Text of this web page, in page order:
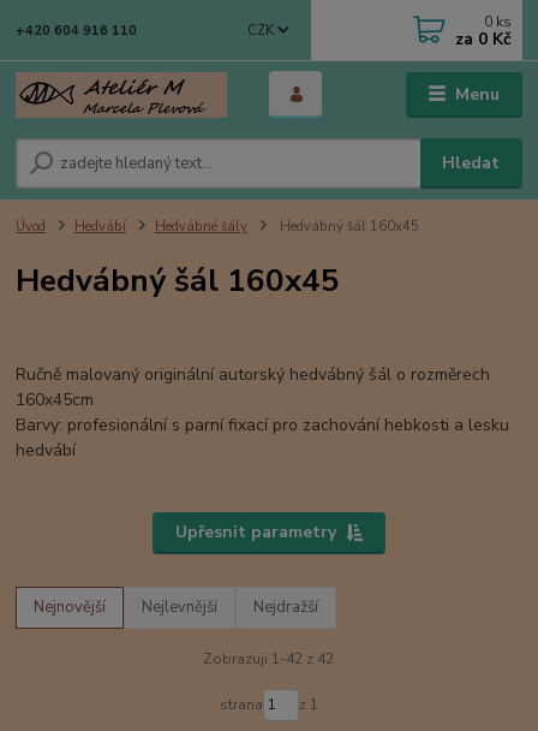
Menu
CZK
Hledat
+420 604 916 110 0 ks
za 0 Kč
Úvod Hedvábí Hedvábné šály Hedvábný šál 160x45
Hedvábný šál 160x45
Ručně malovaný originální autorský hedvábný šál o rozměrech
160x45cm
Barvy: profesionální s parní fixací pro zachování hebkosti a lesku
hedvábí
Upřesnit parametry
Nejnovější Nejlevnější Nejdražší
Zobrazuji 1-42 z 42
strana z 1